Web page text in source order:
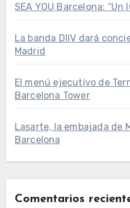
SEA YOU Barcelona:
La banda DIIV dará
Madrid
El menú ejecutivo de
Barcelona Tower
Lasarte, la embajada de
Barcelona
Comentarios